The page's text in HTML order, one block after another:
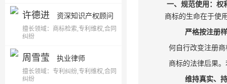
许德进 资深知识产权顾问
擅长领域：商标检索,专利维权,合同
纠纷
周雪莹 执业律师
擅长领域：专利纠纷,专利维权,合同
纠纷
一、规范使用：权
商标的生命在于使
严格按注册
何自行改变注册
商标的法律后果
维持真实、